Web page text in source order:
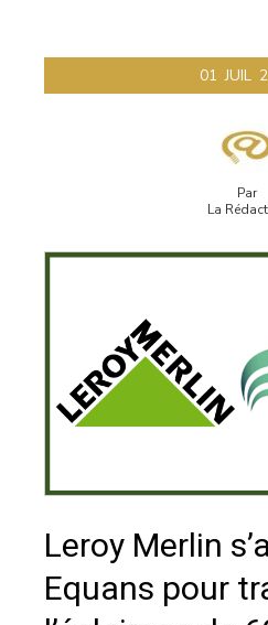
01 JUIL
Par
La
Leroy Merlin
Equans pour